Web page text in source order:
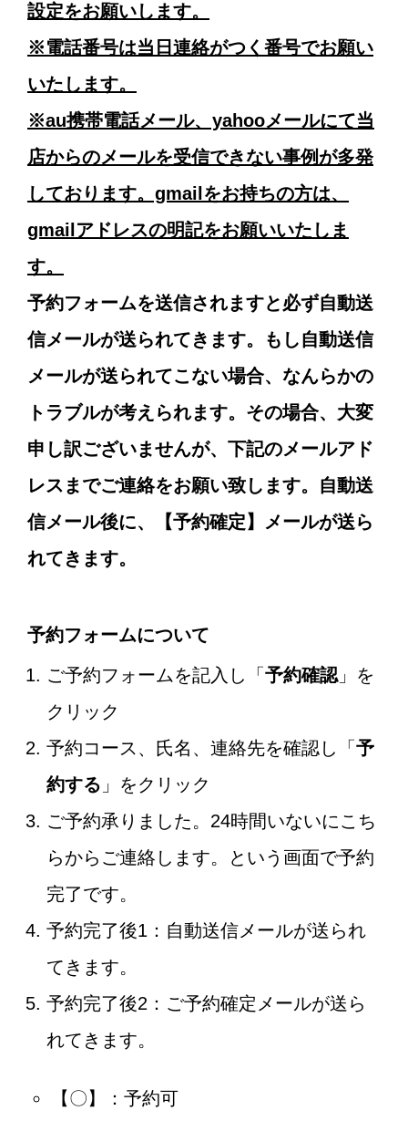
設定をお願いします。
※電話番号は当日連絡がつく番号でお願い
いたします。
※au携帯電話メール、yahooメールにて当
店からのメールを受信できない事例が多発
しております。gmailをお持ちの方は、
gmailアドレスの明記をお願いいたしま
す。
予約フォームを送信されますと必ず自動送
信メールが送られてきます。もし自動送信
メールが送られてこない場合、なんらかの
トラブルが考えられます。その場合、大変
申し訳ございませんが、下記のメールアド
レスまでご連絡をお願い致します。自動送
信メール後に、【予約確定】メールが送ら
れてきます。
予約フォームについて
ご予約フォームを記入し「 予約確認」を
クリック
予約コース、氏名、連絡先を確認し「 予
約する 」をクリック
ご予約承りました。24時間いないにこち
らからご連絡します。という画面で予約
完了です。
予約完了後1：自動送信メールが送られ
てきます。
予約完了後2：ご予約確定メールが送ら
れてきます。
【〇】：予約可